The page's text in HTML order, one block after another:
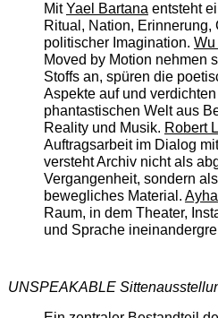
MitYael Bartanaentsteht
Ritual, Nation, Erinnerung,
politischer Imagination. Wu
Moved by Motion nehmen
Stoffs an, spüren die
Aspekte auf und
phantastischen Welt aus
Reality und Musik. Robert
Auftragsarbeit im Dialog
versteht Archiv nicht als
Vergangenheit, sondern
bewegliches Material.
Raum, in dem Theater,
und Sprache
UNSPEAKABLE